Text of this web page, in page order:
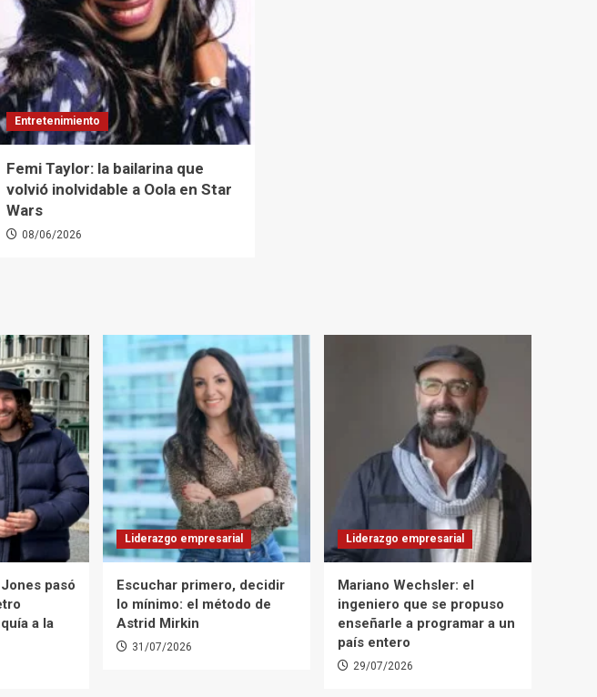
Entretenimiento
Femi Taylor: la bailarina que
volvió inolvidable a Oola en Star
Wars
08/06/2026
pasó
a la
Liderazgo empresarial
Escuchar primero, decidir
lo mínimo: el método de
Astrid Mirkin
31/07/2026
Liderazgo empresarial
Mariano Wechsler: el
ingeniero que se propuso
enseñarle a programar a un
país entero
29/07/2026